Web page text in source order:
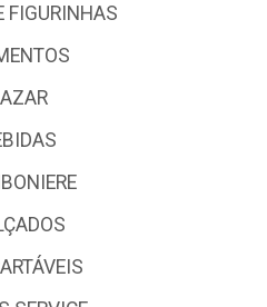
FIGURINHAS